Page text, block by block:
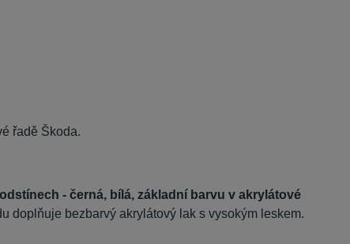
řadě Škoda.
- černá, bílá, základní barvu v akrylátové
doplňuje bezbarvý akrylátový lak s vysokým leskem.